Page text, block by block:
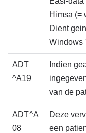
Himsa (=
Dient
Windows
ADT
^A19
Indien
van de
ADT^A
08
Deze
een